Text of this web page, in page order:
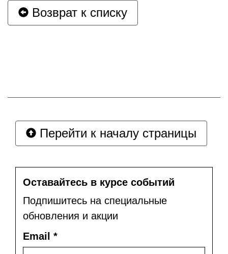
Возврат к списку
Перейти к началу страницы
Оставайтесь в курсе событий
Подпишитесь на специальные
обновления и акции
Email *